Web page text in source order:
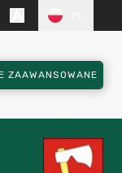
ZAAWANSOWANE